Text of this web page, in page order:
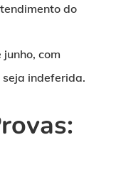
do
com
indeferida.